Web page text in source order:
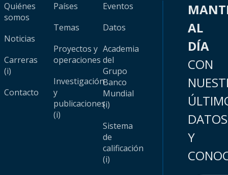
Quiénes
somos
Noticias
Carreras
(i)
Contacto
Países
Temas
Proyectos y
operaciones
Investigación
y
publicaciones
(i)
Eventos
Datos
Academia
del
Grupo
Banco
Mundial
(i)
Sistema
de
calificación
(i)
AL
DÍA
CON
DATOS
Y